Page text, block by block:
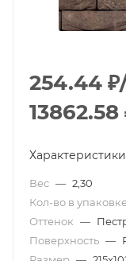
254.44 ₽
13862.58
Характеристики
Вес — 2,30
Кол-во в
Оттенок —
Поверхность —